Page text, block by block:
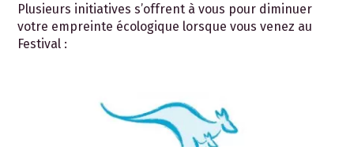
Plusieurs initiatives s’offrent à vous pour diminuer
votre empreinte écologique lorsque vous venez au
Festival :